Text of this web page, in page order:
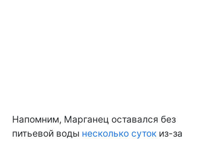
Напомним, Марганец оставался без
питьевой воды несколько суток из-за